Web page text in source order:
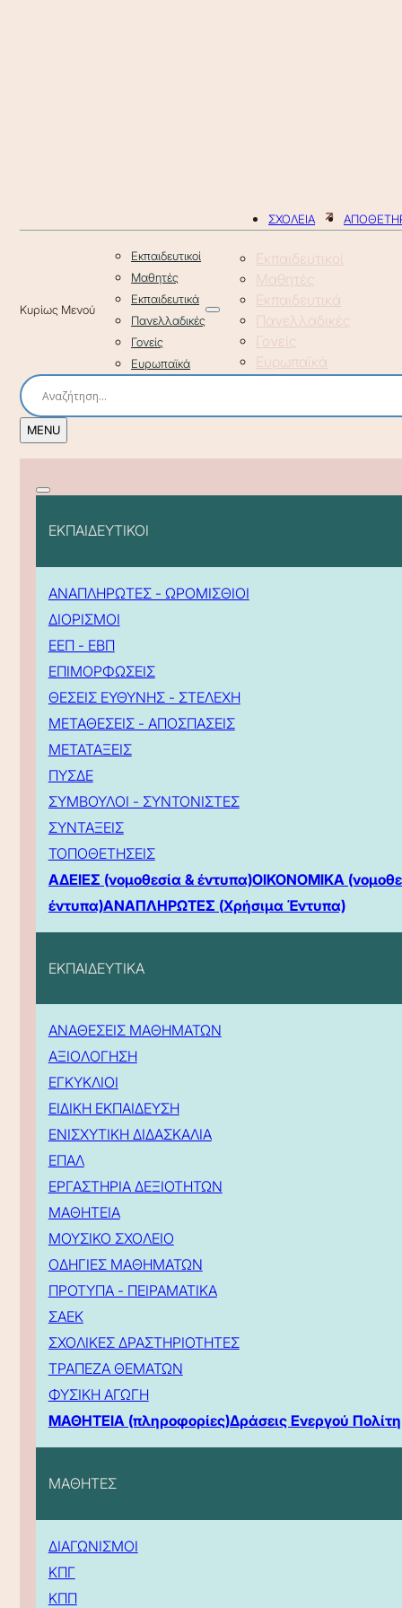
ΣΧΟΛΕΙΑ
Εκπαιδευτικοί
Μαθητές
Εκπαιδευτικά
Πανελλαδικές
Γονείς
Ευρωπαϊκά
Εκπαιδευτικοί
Μαθητές
Εκπαιδευτικά
Πανελλαδικές
Γονείς
Ευρωπαϊκά
ΕΚΠΑΙΔΕΥΤΙΚΟΙ
ΑΝΑΠΛΗΡΩΤΕΣ - ΩΡΟΜΙΣΘΙΟΙ
ΔΙΟΡΙΣΜΟΙ
ΕΕΠ - ΕΒΠ
ΕΠΙΜΟΡΦΩΣΕΙΣ
ΘΕΣΕΙΣ ΕΥΘΥΝΗΣ - ΣΤΕΛΕΧΗ
ΜΕΤΑΘΕΣΕΙΣ - ΑΠΟΣΠΑΣΕΙΣ
ΜΕΤΑΤΑΞΕΙΣ
ΠΥΣΔΕ
ΣΥΜΒΟΥΛΟΙ - ΣΥΝΤΟΝΙΣΤΕΣ
ΣΥΝΤΑΞΕΙΣ
ΤΟΠΟΘΕΤΗΣΕΙΣ
ΑΔΕΙΕΣ (νομοθεσία & έντυπα)ΟΙΚΟΝΟΜΙΚΑ
έντυπα)ΑΝΑΠΛΗΡΩΤΕΣ (Χρήσιμα Έντυπα)
ΕΚΠΑΙΔΕΥΤΙΚΑ
ΑΝΑΘΕΣΕΙΣ ΜΑΘΗΜΑΤΩΝ
ΑΞΙΟΛΟΓΗΣΗ
ΕΓΚΥΚΛΙΟΙ
ΕΙΔΙΚΗ ΕΚΠΑΙΔΕΥΣΗ
ΕΝΙΣΧΥΤΙΚΗ ΔΙΔΑΣΚΑΛΙΑ
ΕΠΑΛ
ΕΡΓΑΣΤΗΡΙΑ ΔΕΞΙΟΤΗΤΩΝ
ΜΑΘΗΤΕΙΑ
ΜΟΥΣΙΚΟ ΣΧΟΛΕΙΟ
ΟΔΗΓΙΕΣ ΜΑΘΗΜΑΤΩΝ
ΠΡΟΤΥΠΑ - ΠΕΙΡΑΜΑΤΙΚΑ
ΣΑΕΚ
ΣΧΟΛΙΚΕΣ ΔΡΑΣΤΗΡΙΟΤΗΤΕΣ
ΤΡΑΠΕΖΑ ΘΕΜΑΤΩΝ
ΦΥΣΙΚΗ ΑΓΩΓΗ
ΜΑΘΗΤΕΙΑ (πληροφορίες)Δράσεις Ενεργού Πολίτη
ΜΑΘΗΤΕΣ
ΔΙΑΓΩΝΙΣΜΟΙ
ΚΠΓ
ΚΠΠ